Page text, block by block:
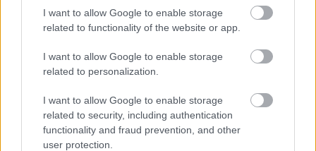
I want to allow Google to enable storage
related to functionality of the website or app.
I want to allow Google to enable storage
related to personalization.
I want to allow Google to enable storage
related to security, including authentication
functionality and fraud prevention, and other
user protection.
utilisée pour poursuivre des travaux scientifiques
dans le domaine de la transplantation.
Les patients bénéficient d'une
prise en charge psychologique
La troisième édition de la bourse de la Fondation